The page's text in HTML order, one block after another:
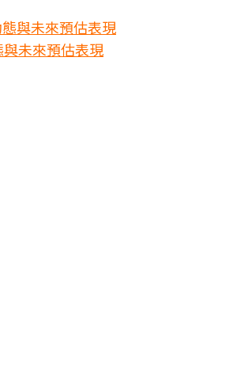
未來預估表現